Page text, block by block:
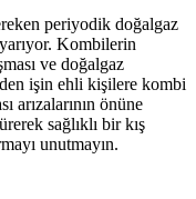
periyodik doğalgaz
Kombilerin
ve doğalgaz
işin ehli kişilere kombi
arızalarının önüne
sağlıklı bir kış
unutmayın.